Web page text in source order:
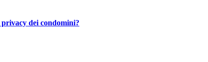
dei condomini?